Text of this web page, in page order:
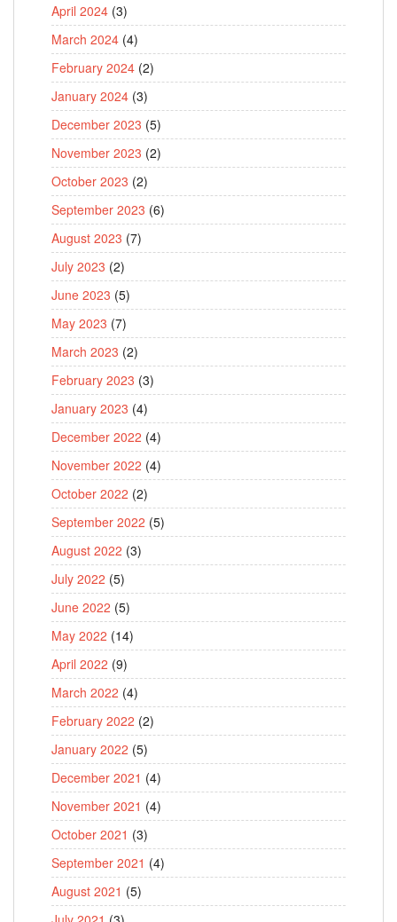
April 2024 (3)
March 2024 (4)
February 2024 (2)
January 2024 (3)
December 2023 (5)
November 2023 (2)
October 2023 (2)
September 2023 (6)
August 2023 (7)
July 2023 (2)
June 2023 (5)
May 2023 (7)
March 2023 (2)
February 2023 (3)
January 2023 (4)
December 2022 (4)
November 2022 (4)
October 2022 (2)
September 2022 (5)
August 2022 (3)
July 2022 (5)
June 2022 (5)
May 2022 (14)
April 2022 (9)
March 2022 (4)
February 2022 (2)
January 2022 (5)
December 2021 (4)
November 2021 (4)
October 2021 (3)
September 2021 (4)
August 2021 (5)